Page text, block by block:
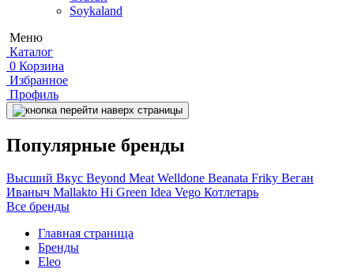
Soykaland
Меню
Каталог
0 Корзина
Избранное
Профиль
Популярные бренды
Высший Вкус Beyond MeatWelldone Beanata Friky Веган
Иваныч Mallakto Hi Green Idea Vego Котлетарь
Все бренды
Главная страница
Бренды
Eleo